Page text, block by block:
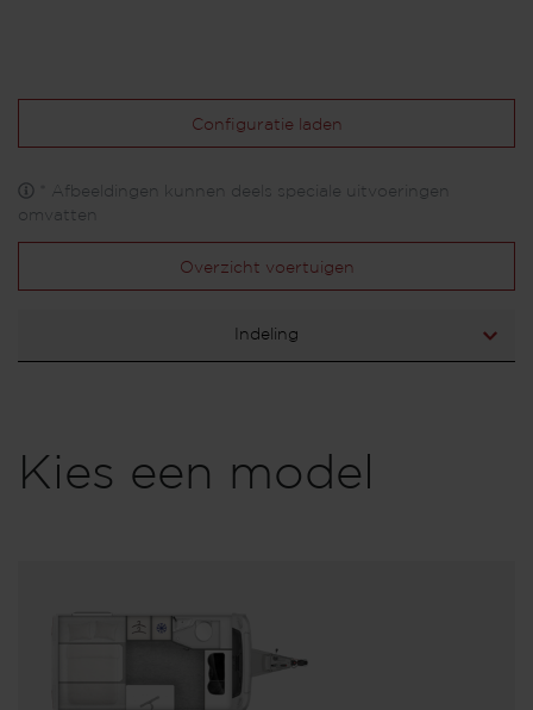
Configuratie laden
* Afbeeldingen kunnen deels speciale uitvoeringen
omvatten
Overzicht voertuigen
Indeling
Kies een model